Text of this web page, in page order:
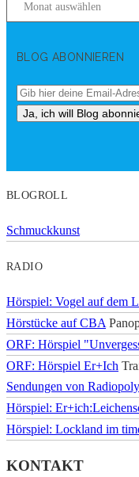
BLOG ABONNIEREN
BLOGROLL
Schmuckkunst
RADIO
Hörspiel: Vogel auf dem
Hörstücke auf CBA
ORF: Hörspiel
ORF: Hörspiel Er+Ich
Sendungen von Radiopoly
Hörspiel:
Hörspiel: Lockland im
KONTAKT